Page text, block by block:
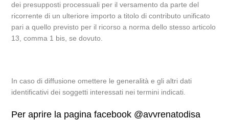
dei presupposti processuali per il versamento da parte del
ricorrente di un ulteriore importo a titolo di contributo unificato
pari a quello previsto per il ricorso a norma dello stesso articolo
13, comma 1 bis, se dovuto.
In caso di diffusione omettere le generalità e gli altri dati
identificativi dei soggetti interessati nei termini indicati.
Per aprire la pagina facebook @avvrenatodisa